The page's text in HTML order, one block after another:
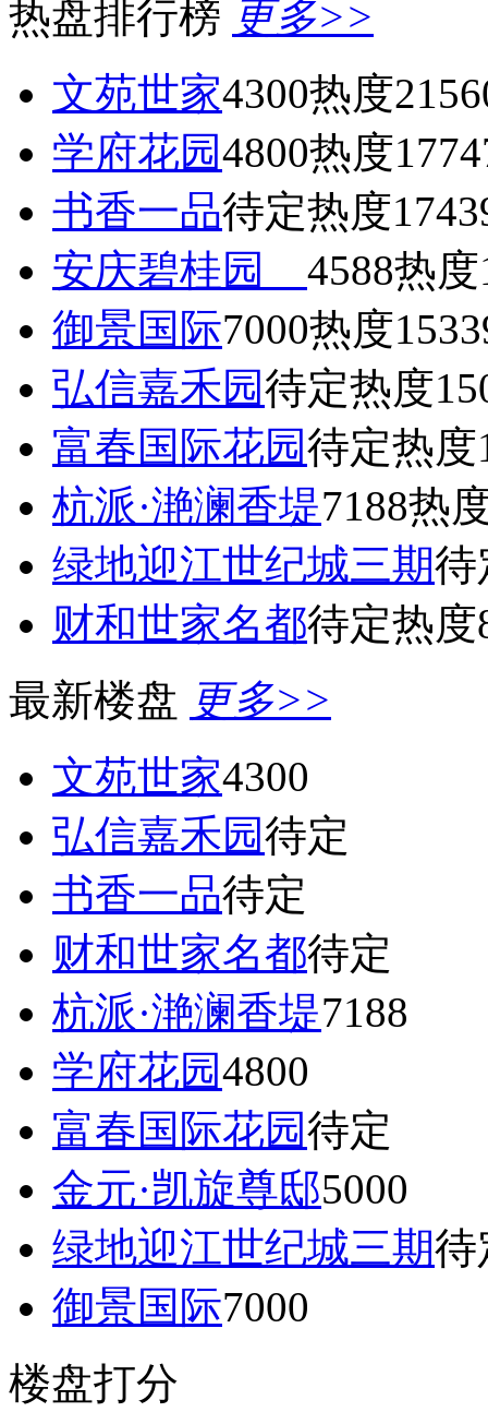
热盘排行榜 更多>>
文苑世家4300热度
学府花园4800热度
书香一品待定热度
安庆碧桂园 4588热度
御景国际7000热度
弘信嘉禾园待定热度
富春国际花园待定热度
杭派·滟澜香堤7188热
绿地迎江世纪城三期待
财和世家名都待定热度
最新楼盘 更多>>
文苑世家4300
弘信嘉禾园待定
书香一品待定
财和世家名都待定
杭派·滟澜香堤7188
学府花园4800
富春国际花园待定
金元·凯旋尊邸5000
绿地迎江世纪城三期待
御景国际7000
楼盘打分